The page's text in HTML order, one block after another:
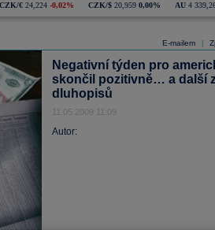
CZK/€ 24,224 -0,02% CZK/$ 20,959 0,00% AU 4
E-mailem
Negativní týden pro
skončil pozitivně… a další
dluhopisů
11.05.2009 11:09
Autor: